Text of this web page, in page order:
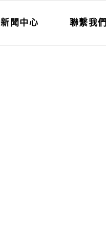
新聞中心 聯繫我們